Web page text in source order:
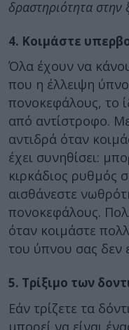
δραστηριότητα στην
4. Κοιμάστε
Όλα έχουν να
που η έλλειψη
πονοκεφάλους, το
από αντίστροφο.
αντιδρά όταν
έχει συνηθίσει:
κιρκάδιος ρυθμός
αισθάνεστε
πονοκεφάλους.
όταν κοιμάστε
του ύπνου σας δεν
5. Τρίξιμο των
Εάν τρίζετε τα
μπορεί να είναι